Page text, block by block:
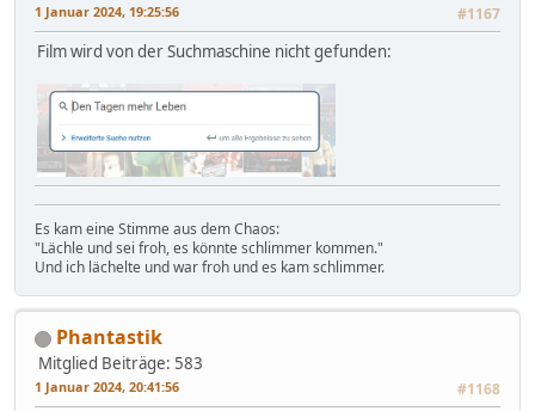
1 Januar 2024, 19:25:56 #1167
Film wird von der Suchmaschine nicht gefunden:
Es kam eine Stimme aus dem Chaos:
"Lächle und sei froh, es könnte schlimmer kommen."
Und ich lächelte und war froh und es kam schlimmer.
Phantastik
Mitglied Beiträge: 583
1 Januar 2024, 20:41:56 #1168